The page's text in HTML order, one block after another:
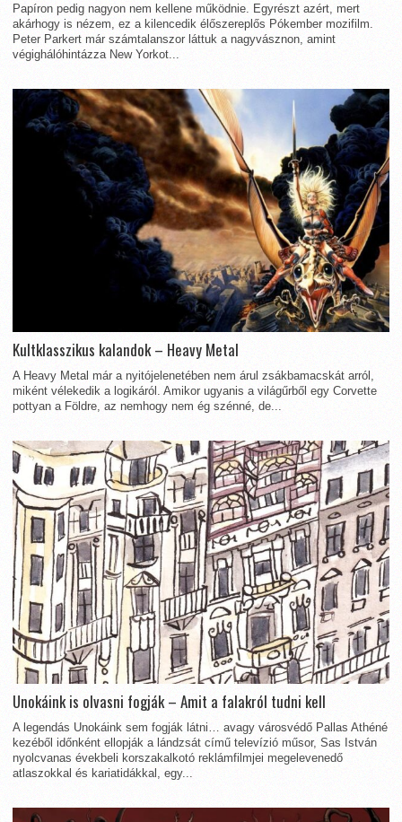
Papíron pedig nagyon nem kellene működnie. Egyrészt azért, mert
akárhogy is nézem, ez a kilencedik élőszereplős Pókember mozifilm.
Peter Parkert már számtalanszor láttuk a nagyvásznon, amint
végighálóhintázza New Yorkot...
Kultklasszikus kalandok – Heavy Metal
A Heavy Metal már a nyitójelenetében nem árul zsákbamacskát arról,
miként vélekedik a logikáról. Amikor ugyanis a világűrből egy Corvette
pottyan a Földre, az nemhogy nem ég szénné, de...
Unokáink is olvasni fogják – Amit a falakról tudni kell
A legendás Unokáink sem fogják látni… avagy városvédő Pallas Athéné
kezéből időnként ellopják a lándzsát című televízió műsor, Sas István
nyolcvanas évekbeli korszakalkotó reklámfilmjei megelevenedő
atlaszokkal és kariatidákkal, egy...